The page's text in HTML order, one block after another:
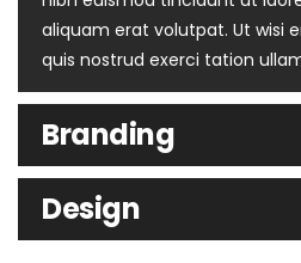
aliquam erat volutpat. Ut wisi
quis nostrud exerci tation
Branding
Design